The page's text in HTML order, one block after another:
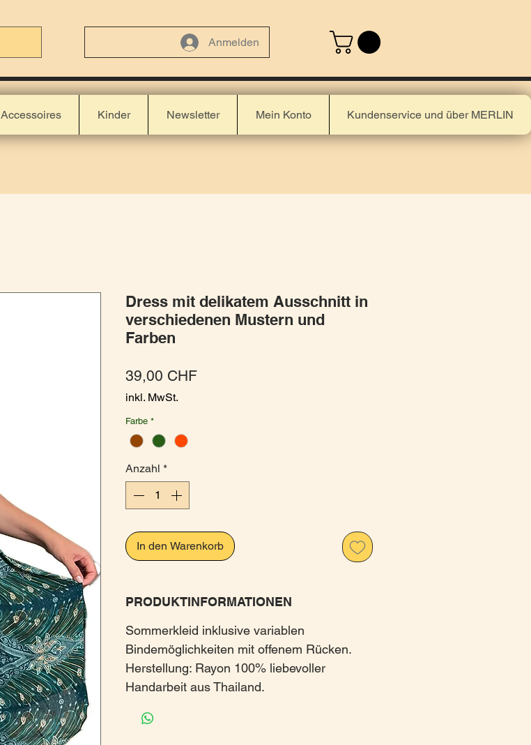
Anmelden
Accessoires Kinder Newsletter Mein Konto Kundenservice und über MERLIN
Dress mit delikatem Ausschnitt in
verschiedenen Mustern und
Farben
39,00 CHFPreis
inkl. MwSt.
Farbe *
Anzahl *
In den Warenkorb
PRODUKTINFORMATIONEN
Sommerkleid inklusive variablen
Bindemöglichkeiten mit offenem Rücken.
Herstellung: Rayon 100% liebevoller
Handarbeit aus Thailand.